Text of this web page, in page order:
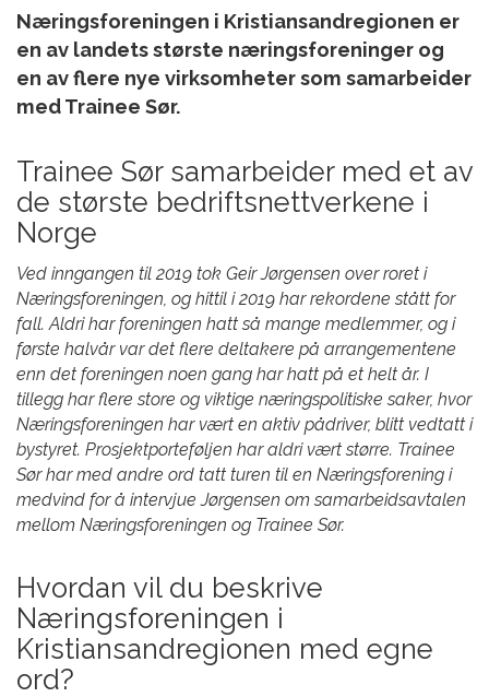
Næringsforeningen i Kristiansandregionen er
en av landets største næringsforeninger og
en av flere nye virksomheter som samarbeider
med Trainee Sør.
Trainee Sør samarbeider med et av
de største bedriftsnettverkene i
Norge
Ved inngangen til 2019 tok Geir Jørgensen over roret i
Næringsforeningen, og hittil i 2019 har rekordene stått for
fall. Aldri har foreningen hatt så mange medlemmer, og i
første halvår var det flere deltakere på arrangementene
enn det foreningen noen gang har hatt på et helt år. I
tillegg har flere store og viktige næringspolitiske saker, hvor
Næringsforeningen har vært en aktiv pådriver, blitt vedtatt i
bystyret. Prosjektporteføljen har aldri vært større. Trainee
Sør har med andre ord tatt turen til en Næringsforening i
medvind for å intervjue Jørgensen om samarbeidsavtalen
mellom Næringsforeningen og Trainee Sør.
Hvordan vil du beskrive
Næringsforeningen i
Kristiansandregionen med egne
ord?